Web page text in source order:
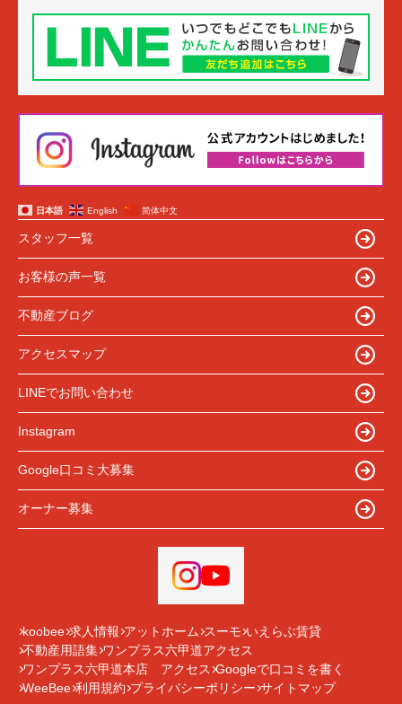
日本語 English 简体中文
スタッフ一覧
お客様の声一覧
不動産ブログ
アクセスマップ
LINEでお問い合わせ
Instagram
Google口コミ大募集
オーナー募集
koobee 求人情報 アットホーム スーモ いえらぶ賃貸
不動産用語集 ワンプラス六甲道アクセス
ワンプラス六甲道本店 アクセス Googleで口コミを書く
WeeBee 利用規約 プライバシーポリシー サイトマップ